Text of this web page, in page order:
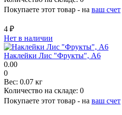
Покупаете этот товар - на ваш счет
4 ₽
Нет в наличии
Наклейки Лис "Фрукты", A6
0.00
0
Вес: 0.07 кг
Количество на складе: 0
Покупаете этот товар - на ваш счет